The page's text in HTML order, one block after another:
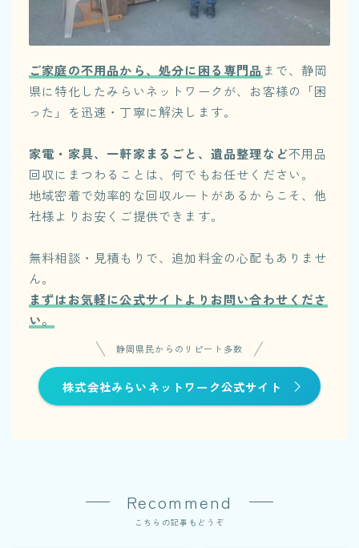
ご家庭の不用品から、処分に困る専門品 まで、静岡
県に特化したみらいネットワークが、お客様の「困
った」を迅速・丁寧に解決します。
家電・家具、一軒家まるごと、遺品整理など不用品
回収にまつわることは、何でもお任せください。
地域密着で効率的な回収ルートがあるからこそ、他
社様よりお安くご提供できます。
無料相談・見積もりで、追加料金の心配もありませ
ん。
まずはお気軽に公式サイトよりお問い合わせくださ
い。
静岡県民からのリピート多数
株式会社みらいネットワーク公式サイト
Recommend
こちらの記事もどうぞ